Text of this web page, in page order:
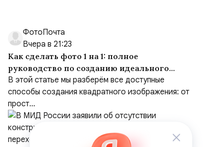
ФотоПочта
Вчера в 21:23
Как сделать фото 1 на 1: полное
руководство по созданию идеального
квадрата
В этой статье мы разберём все доступные
способы создания квадратного изображения: от
прост...